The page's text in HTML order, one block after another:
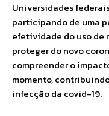
Universidades
participando de uma
efetividade do uso de
proteger do novo
compreender o
momento,
infecção da covid-19.